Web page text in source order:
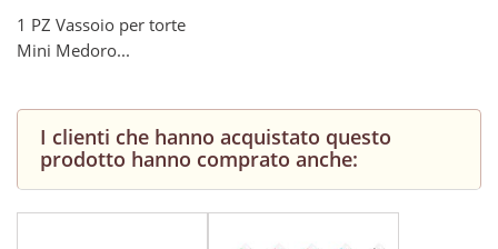
1 PZ Vassoio per torte
Mini Medoro...
I clienti che hanno acquistato questo
prodotto hanno comprato anche: